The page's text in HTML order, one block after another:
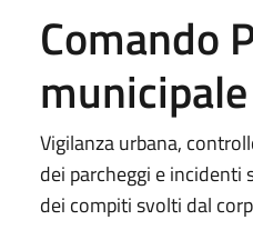
Comando
municipale
Vigilanza urbana,
dei parcheggi e
dei compiti svolti dal